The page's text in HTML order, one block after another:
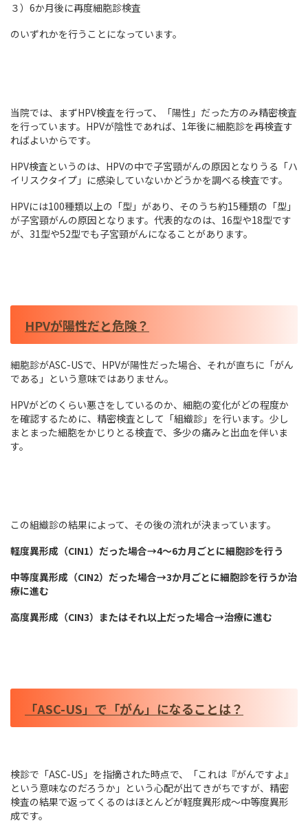
３）6か月後に再度細胞診検査
のいずれかを行うことになっています。
当院では、まずHPV検査を行って、「陽性」だった方のみ精密検査
を行っています。HPVが陰性であれば、1年後に細胞診を再検査す
ればよいからです。
HPV検査というのは、HPVの中で子宮頸がんの原因となりうる「ハ
イリスクタイプ」に感染していないかどうかを調べる検査です。
HPVには100種類以上の「型」があり、そのうち約15種類の「型」
が子宮頸がんの原因となります。代表的なのは、16型や18型です
が、31型や52型でも子宮頸がんになることがあります。
HPVが陽性だと危険？
細胞診がASC-USで、HPVが陽性だった場合、それが直ちに「がん
である」という意味ではありません。
HPVがどのくらい悪さをしているのか、細胞の変化がどの程度か
を確認するために、精密検査として「組織診」を行います。少し
まとまった細胞をかじりとる検査で、多少の痛みと出血を伴いま
す。
この組織診の結果によって、その後の流れが決まっています。
軽度異形成（CIN1）だった場合→4～6カ月ごとに細胞診を行う
中等度異形成（CIN2）だった場合→3か月ごとに細胞診を行うか治
療に進む
高度異形成（CIN3）またはそれ以上だった場合→治療に進む
「ASC-US」で「がん」になることは？
検診で「ASC-US」を指摘された時点で、「これは『がんですよ』
という意味なのだろうか」という心配が出てきがちですが、精密
検査の結果で返ってくるのはほとんどが軽度異形成～中等度異形
成です。